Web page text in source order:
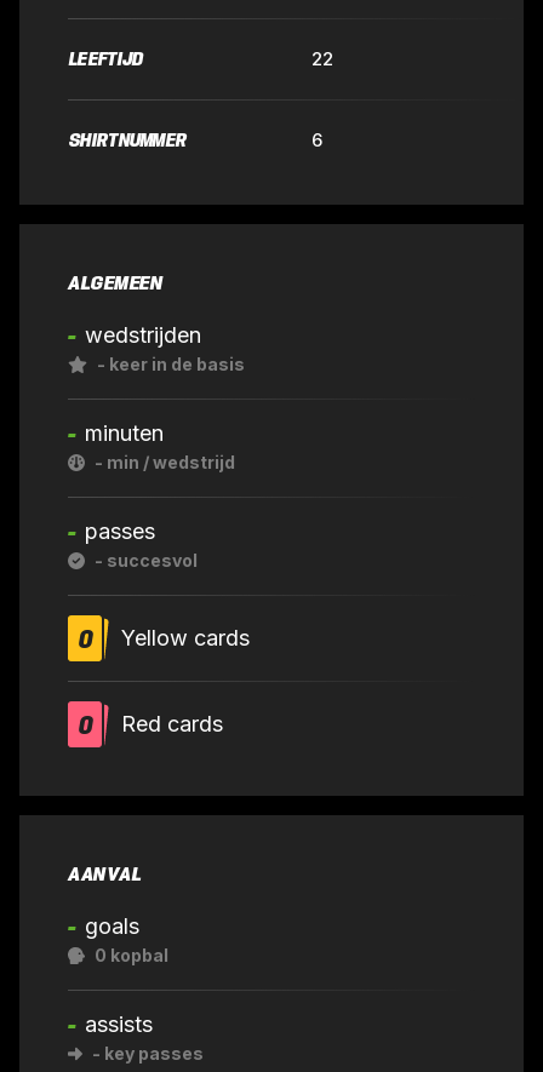
LEEFTIJD 22
SHIRTNUMMER 6
ALGEMEEN
- wedstrijden
- keer in de basis
- minuten
- min / wedstrijd
- passes
- succesvol
0 Yellow cards
0 Red cards
AANVAL
- goals
0 kopbal
- assists
- key passes